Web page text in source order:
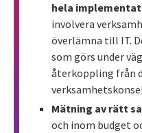
hela
involvera
överlämna till IT.
som görs under
återkoppling från
Mätning av rätt
och inom budget